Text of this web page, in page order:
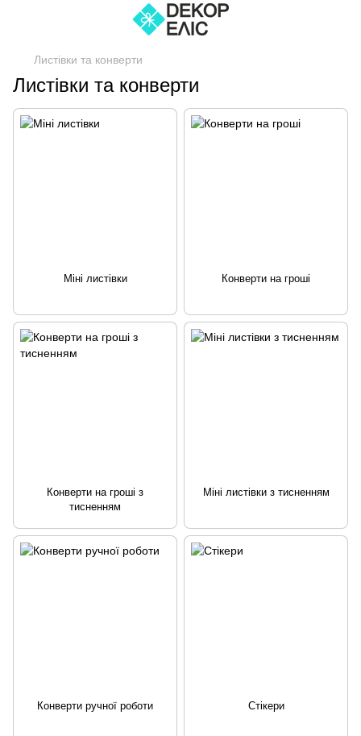
Листівки та конверти
Листівки та конверти
Міні листівки Конверти на гроші
Конверти на гроші з
тисненням
Міні листівки з тисненням
Конверти ручної роботи Стікери